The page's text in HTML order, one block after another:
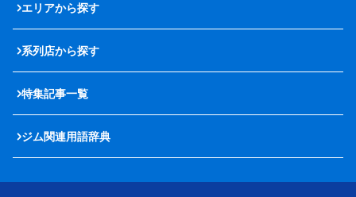
エリアから探す
系列店から探す
特集記事一覧
ジム関連用語辞典